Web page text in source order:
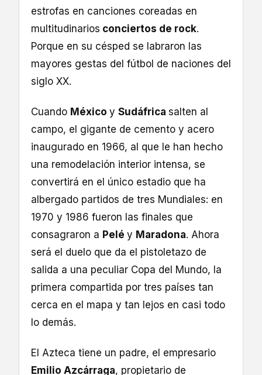
estrofas en canciones coreadas en
multitudinarios conciertos de rock.
Porque en su césped se labraron las
mayores gestas del fútbol de naciones del
siglo XX.
Cuando México y Sudáfrica salten al
campo, el gigante de cemento y acero
inaugurado en 1966, al que le han hecho
una remodelación interior intensa, se
convertirá en el único estadio que ha
albergado partidos de tres Mundiales: en
1970 y 1986 fueron las finales que
consagraron a Pelé y Maradona. Ahora
será el duelo que da el pistoletazo de
salida a una peculiar Copa del Mundo, la
primera compartida por tres países tan
cerca en el mapa y tan lejos en casi todo
lo demás.
El Azteca tiene un padre, el empresario
Emilio Azcárraga, propietario de